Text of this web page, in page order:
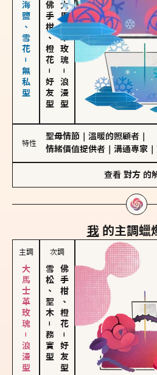
海鹽、雪花－無私型 佛手柑、橙花
－
好友型
大馬士革玫瑰
－
浪漫型
特性
聖母情節 溫暖的照顧者
情緒價值提供者
溝通專家
查看 對方 的
我 的主調蠟
主調
大馬士革玫瑰－浪漫型
次調
雪松、聖木
－
務實型
佛手柑、橙花
－
好友型